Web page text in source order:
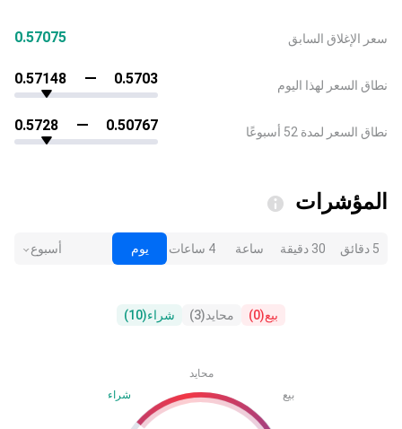
سعر الإغلاق السابق
نطاق السعر لهذا اليوم
نطاق السعر لمدة 52 أسبوعًا
0.57075
0.5703
0.57148
0.50767
0.5728
المؤشرات
5 دقائق 30 دقيقة ساعة 4 ساعات يوم أسبوع
بيع(
0
) محايد(
3
) شراء(
10
)
محايد
بيع
شراء